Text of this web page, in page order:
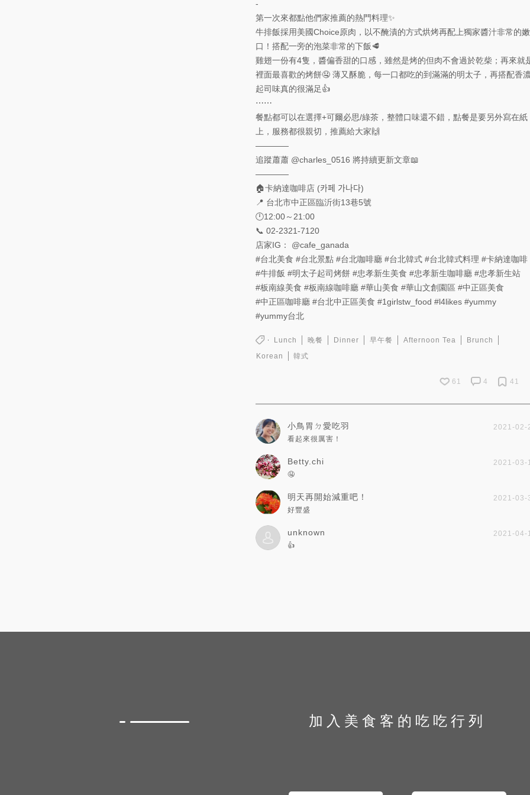
-
第一次來都點他們家推薦的熱門料理✨
牛排飯採用美國Choice原肉，以不醃漬的方式烘烤再配上獨家醬汁非常的嫩
口！搭配一旁的泡菜非常的下飯🥩
雞翅一份有4隻，醬偏香甜的口感，雖然是烤的但肉不會過於乾柴；再來就
裡面最喜歡的烤餅🤤 薄又酥脆，每一口都吃的到滿滿的明太子，再搭配香
起司味真的很滿足👍
⋯⋯
餐點都可以在選擇+可爾必思/綠茶，整體口味還不錯，點餐是要另外寫在紙
上，服務都很親切，推薦給大家🙌
————
追蹤蕭蕭 @charles_0516 將持續更新文章📖
————
🏠卡納達咖啡店 (카페 가나다)
📍 台北市中正區臨沂街13巷5號
🕛12:00～21:00
📞 02-2321-7120
店家IG： @cafe_ganada
#台北美食 #台北景點 #台北咖啡廳 #台北韓式 #台北韓式料理 #卡納達咖啡
#牛排飯 #明太子起司烤餅 #忠孝新生美食 #忠孝新生咖啡廳 #忠孝新生站
#板南線美食 #板南線咖啡廳 #華山美食 #華山文創園區 #中正區美食
#中正區咖啡廳 #台北中正區美食 #1girlstw_food #l4likes #yummy
#yummy台北
Lunch 晚餐 Dinner 早午餐 Afternoon Tea
Brunch
Korean
韓式
61 4 41
小鳥胃ㄉ愛吃羽
2021-02-
看起來很厲害！
Betty.chi
2021-03-
🤤
明天再開始減重吧！
2021-03-
好豐盛
unknown
2021-04-
👍
加入美食客的吃吃行列